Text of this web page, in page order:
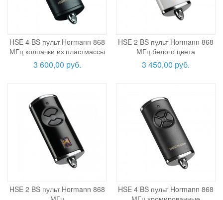
HSE 4 BS пульт Hormann 868
МГц колпачки из пластмассы
3 600,00 руб.
HSE 2 BS пульт Hormann 868
МГц белого цвета
3 450,00 руб.
HSE 2 BS пульт Hormann 868
HSE 4 BS пульт Hormann 868